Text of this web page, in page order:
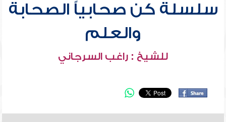
سلسلة كن صحابياً الصحابة
والعلم
للشيخ : راغب السرجاني